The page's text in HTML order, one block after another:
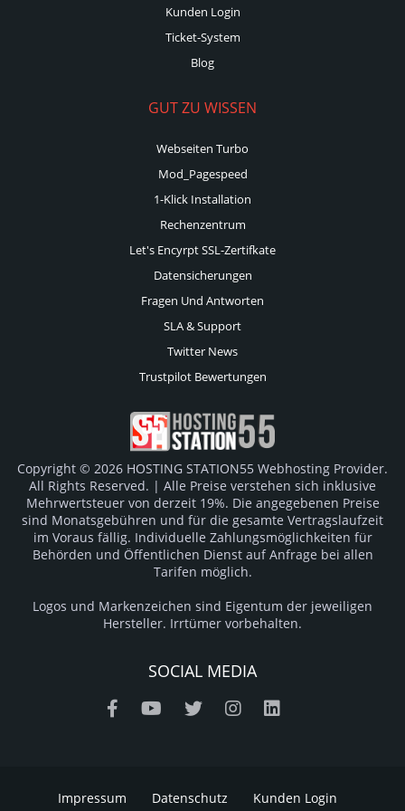
Kunden Login
Ticket-System
Blog
GUT ZU WISSEN
Webseiten Turbo
Mod_Pagespeed
1-Klick Installation
Rechenzentrum
Let's Encyrpt SSL-Zertifkate
Datensicherungen
Fragen Und Antworten
SLA & Support
Twitter News
Trustpilot Bewertungen
Copyright © 2026 HOSTING STATION55 Webhosting Provider.
All Rights Reserved. | Alle Preise verstehen sich inklusive
Mehrwertsteuer von derzeit 19%. Die angegebenen Preise
sind Monatsgebühren und für die gesamte Vertragslaufzeit
im Voraus fällig. Individuelle Zahlungsmöglichkeiten für
Behörden und Öffentlichen Dienst auf Anfrage bei allen
Tarifen möglich.
Logos und Markenzeichen sind Eigentum der jeweiligen
Hersteller. Irrtümer vorbehalten.
SOCIAL MEDIA
Impressum Datenschutz Kunden Login